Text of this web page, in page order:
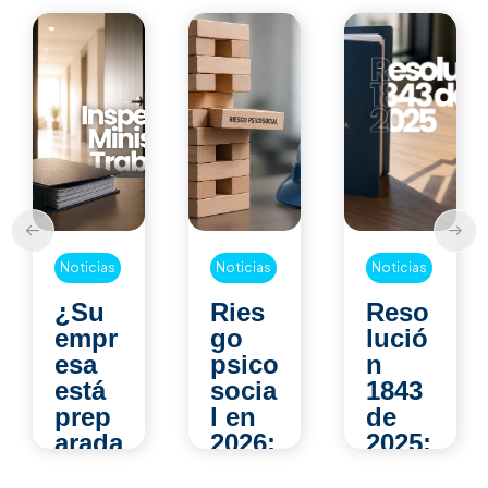
Noticias
Ries
go
psico
socia
l en
2026:
Noticias
Reso
lució
n
1843
de
2025:
Noticias
La
jorna
da
labor
al de
44